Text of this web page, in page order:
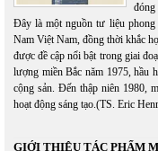
Đây là một nguồn tư liệu
Nam Việt Nam, đồng thời khắc
được đề cập nổi bật trong giai
lượng miền Bắc năm 1975, hầu
cộng sản. Đến thập niên 1980,
hoạt động sáng tạo.(TS. Eric
GIỚI THIỆU TÁC PHẨM